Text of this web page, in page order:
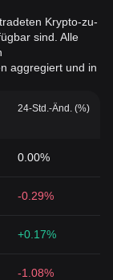
Krypto-zu-
sind. Alle
aggregiert und in
24-Std.-Änd. (%)
0.00%
-0.29%
+0.17%
-1.08%